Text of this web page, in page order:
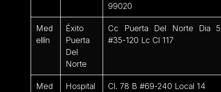
99020
Med
ellín
Éxito
Puerta
Del
Norte
Cc Puerta Del Norte Dia
#35-120 Lc Cl 117
Med
Hospital
Cl. 78 B #69-240 Local 14